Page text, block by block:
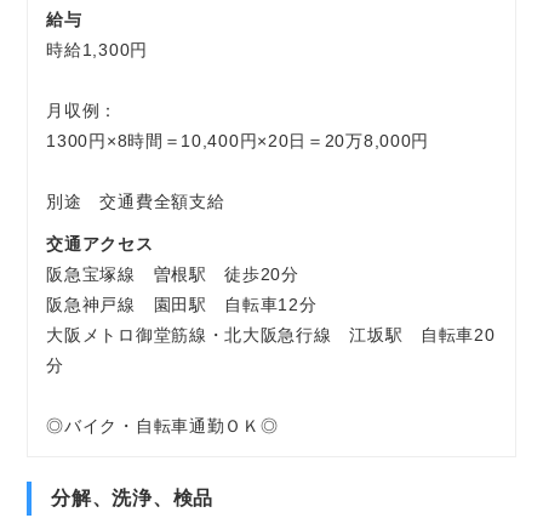
給与
時給1,300円
月収例：
1300円×8時間＝10,400円×20日＝20万8,000円
別途 交通費全額支給
交通アクセス
阪急宝塚線 曽根駅 徒歩20分
阪急神戸線 園田駅 自転車12分
大阪メトロ御堂筋線・北大阪急行線 江坂駅 自転車20
分
◎バイク・自転車通勤ＯＫ◎
分解、洗浄、検品